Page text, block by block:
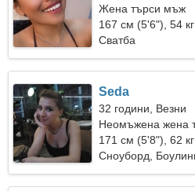
Жена търси мъж
167 см (5'6"), 54
Сватба
Seda
32 години, Везни
Неомъжена жена
171 см (5'8"), 62
Сноуборд,